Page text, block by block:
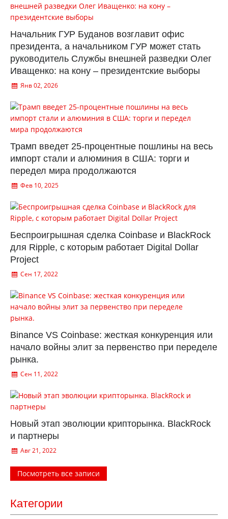
Начальник ГУР Буданов возглавит офис
президента, а начальником ГУР может стать
руководитель Службы внешней разведки Олег
Иващенко: на кону – президентские выборы
Янв 02, 2026
Трамп введет 25-процентные пошлины на весь
импорт стали и алюминия в США: торги и
передел мира продолжаются
Фев 10, 2025
Беспроигрышная сделка Coinbase и BlackRock
для Ripple, с которым работает Digital Dollar
Project
Сен 17, 2022
Binance VS Coinbase: жесткая конкуренция или
начало войны элит за первенство при переделе
рынка.
Сен 11, 2022
Новый этап эволюции крипторынка. BlackRock
и партнеры
Авг 21, 2022
Посмотреть все записи
Категории